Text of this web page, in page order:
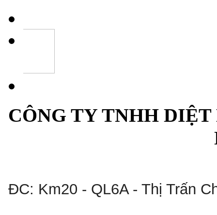
CÔNG TY TNHH
ĐC: Km20 - QL6A - Thị Trấn